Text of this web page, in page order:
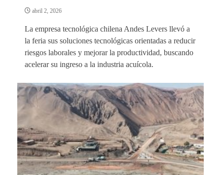
abril 2, 2026
La empresa tecnológica chilena Andes Levers llevó a
la feria sus soluciones tecnológicas orientadas a reducir
riesgos laborales y mejorar la productividad, buscando
acelerar su ingreso a la industria acuícola.